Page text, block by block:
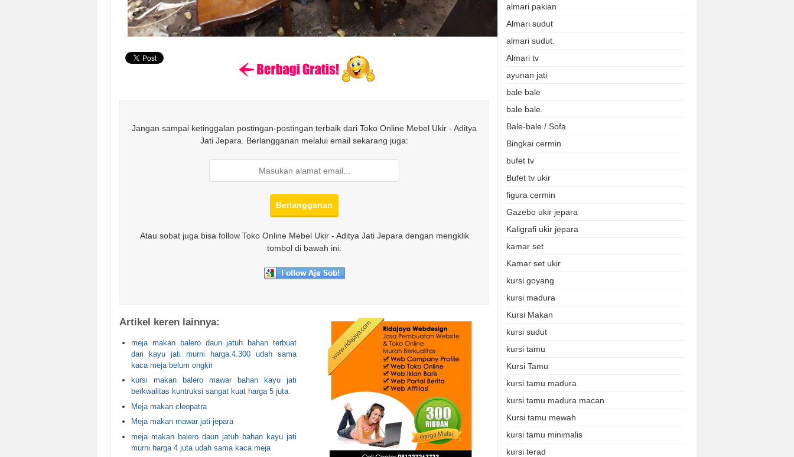
Jangan sampai ketinggalan postingan-postingan terbaik dari Toko Online Mebel Ukir - Aditya
Jati Jepara. Berlangganan melalui email sekarang juga:
Atau sobat juga bisa follow Toko Online Mebel Ukir - Aditya Jati Jepara dengan mengklik
tombol di bawah ini:
Artikel keren lainnya:
meja makan balero daun jatuh bahan terbuat
dari kayu jati murni harga.4.300 udah sama
kaca meja belum ongkir
kursi makan balero mawar bahan kayu jati
berkwalitas kuntruksi sangat kuat harga 5 juta.
Meja makan cleopatra
Meja makan mawar jati jepara
meja makan balero daun jatuh bahan kayu jati
murni.harga 4 juta udah sama kaca meja
almari pakian
Almari sudut
almari sudut.
Almari tv
ayunan jati
bale bale
bale bale.
Bale-bale / Sofa
Bingkai cermin
bufet tv
Bufet tv ukir
figura cermin
Gazebo ukir jepara
Kaligrafi ukir jepara
kamar set
Kamar set ukir
kursi goyang
kursi madura
Kursi Makan
kursi sudut
kursi tamu
Kursi Tamu
kursi tamu madura
kursi tamu madura macan
Kursi tamu mewah
kursi tamu minimalis
kursi terad